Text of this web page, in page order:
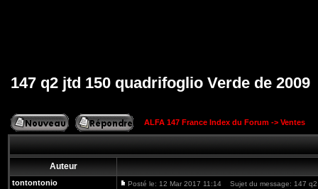
147 q2 jtd 150 quadrifoglio Verde de 2009
ALFA 147 France Index du Forum -> Ventes
Auteur
tontontonio Posté le: 12 Mar 2017 11:14 Sujet du message: 147